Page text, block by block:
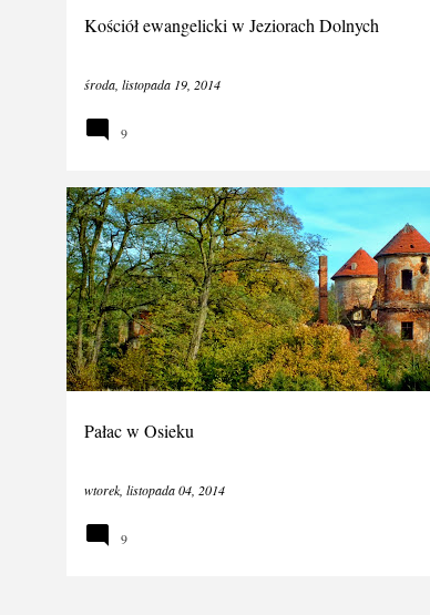
Kościół ewangelicki w Jeziorach Dolnych
środa, listopada 19, 2014
9
Pałac w Osieku
wtorek, listopada 04, 2014
DOKUMENTALNE LUBUSKIE OSIEK
OSIEK - RUINY PAŁACU PAŁACE
9